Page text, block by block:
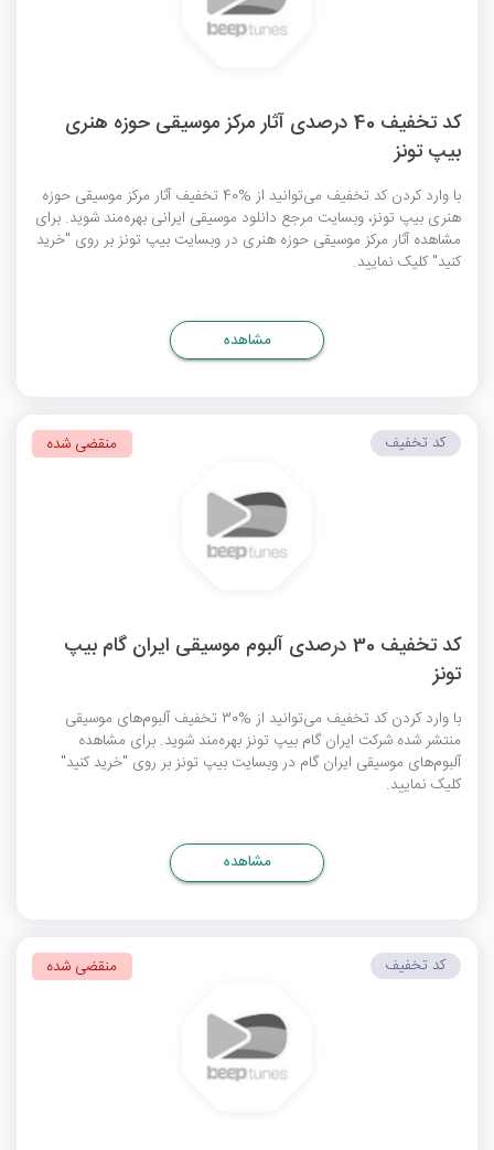
کد تخفیف 40 درصدی آثار مرکز موسیقی حوزه هنری
بیپ تونز
با وارد کردن کد تخفیف می‌توانید از %40 تخفیف آثار مرکز موسیقی حوزه
هنری بیپ تونز، وبسایت مرجع دانلود موسیقی ایرانی بهره‌مند شوید. برای
مشاهده آثار مرکز موسیقی حوزه هنری در وبسایت بیپ تونز بر روی "خرید
کنید" کلیک نمایید.
مشاهده
کد تخفیف 30 درصدی آلبوم موسیقی ایران گام بیپ
تونز
با وارد کردن کد تخفیف می‌توانید از %30 تخفیف آلبوم‌های موسیقی
منتشر شده شرکت ایران گام بیپ تونز بهره‌مند شوید. برای مشاهده
آلبوم‌های موسیقی ایران گام در وبسایت بیپ تونز بر روی "خرید کنید"
کلیک نمایید.
کد تخفیف منقضی شده
مشاهده
کد تخفیف منقضی شده